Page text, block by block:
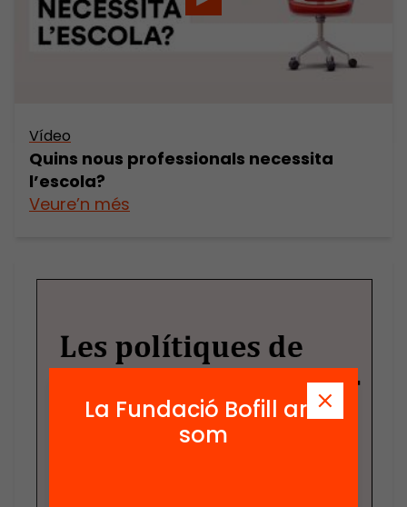
Vídeo
Quins nous professionals necessita
l’escola?
Veure’n més
La Fundació Bofill ara
som